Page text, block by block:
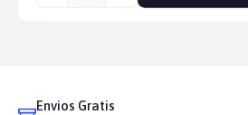
Envios Gratis